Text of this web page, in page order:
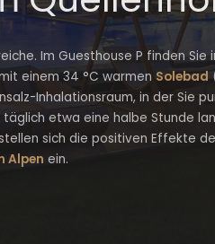
Im Guesthouse P finden Sie
einem 34 °C warmen Solebad
Inhalationsraum, in der Sie
etwa eine halbe Stunde
sich die positiven Effekte
Alpen ein.